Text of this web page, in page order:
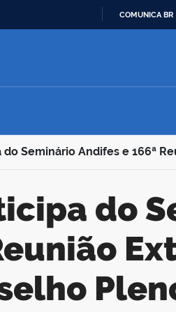
COMUNICA BR
do Seminário Andifes e 166ª